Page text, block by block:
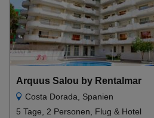
Arquus Salou by Rentalmar
Costa Dorada, Spanien
5 Tage, 2 Personen, Flug & Hotel